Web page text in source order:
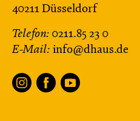
40211 Düsseldorf
Telefon: 0211.85 23 0
E-Mail: info@dhaus.de